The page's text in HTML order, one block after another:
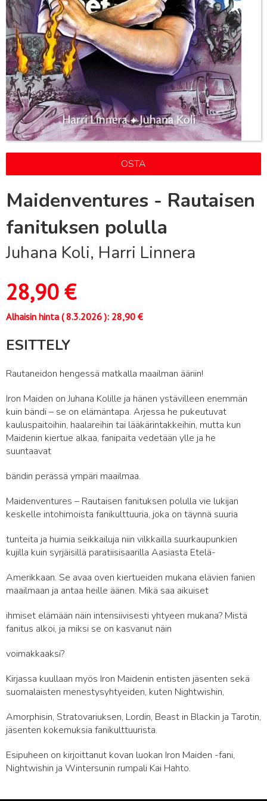
OSTA
Maidenventures - Rautaisen
fanituksen polulla
Juhana Koli, Harri Linnera
28,90€
Alhaisin hinta (8.3.2026): 28,90 €
ESITTELY
Rautaneidon hengessä matkalla maailman ääriin!
Iron Maiden on Juhana Kolille ja hänen ystävilleen enemmän
kuin bändi – se on elämäntapa. Arjessa he pukeutuvat
kauluspaitoihin, haalareihin tai lääkärintakkeihin, mutta kun
Maidenin kiertue alkaa, fanipaita vedetään ylle ja he
suuntaavat
bändin perässä ympäri maailmaa.
Maidenventures – Rautaisen fanituksen polulla vie lukijan
keskelle intohimoista fanikulttuuria, joka on täynnä suuria
tunteita ja huimia seikkailuja niin vilkkailla suurkaupunkien
kujilla kuin syrjäisillä paratiisisaarilla Aasiasta Etelä-
Amerikkaan. Se avaa oven kiertueiden mukana elävien fanien
maailmaan ja antaa heille äänen. Mikä saa aikuiset
ihmiset elämään näin intensiivisesti yhtyeen mukana? Mistä
fanitus alkoi, ja miksi se on kasvanut näin
voimakkaaksi?
Kirjassa kuullaan myös Iron Maidenin entisten jäsenten sekä
suomalaisten menestysyhtyeiden, kuten Nightwishin,
Amorphisin, Stratovariuksen, Lordin, Beast in Blackin ja Tarotin,
jäsenten kokemuksia fanikulttuurista.
Esipuheen on kirjoittanut kovan luokan Iron Maiden -fani,
Nightwishin ja Wintersunin rumpali Kai Hahto.